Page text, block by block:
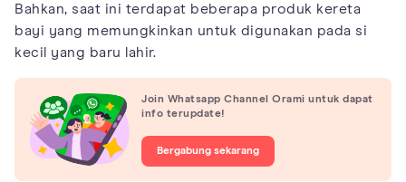
Bahkan, saat ini terdapat beberapa produk kereta
bayi yang memungkinkan untuk digunakan pada si
kecil yang baru lahir.
Join Whatsapp Channel Orami untuk dapat
info terupdate!
Bergabung sekarang